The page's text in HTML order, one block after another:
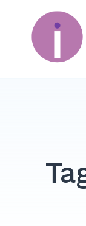
contenti-